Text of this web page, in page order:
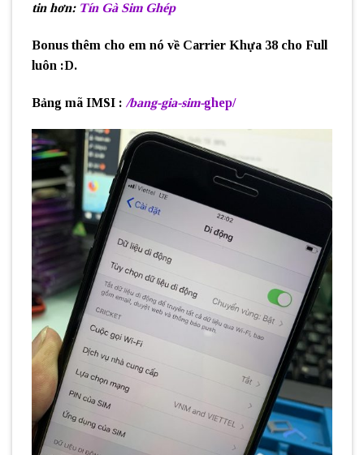
tin hơn: Tín Gà Sim Ghép
Bonus thêm cho em nó về Carrier Khựa 38 cho Full
luôn :D.
Bảng mã IMSI : /bang-gia-sim-ghep/